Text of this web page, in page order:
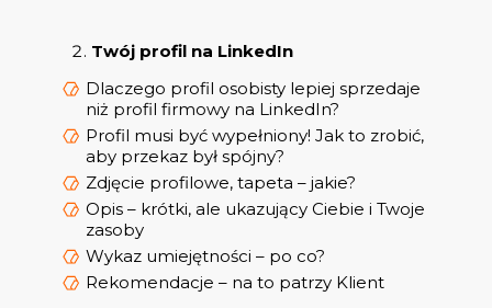
Twój profil na LinkedIn
Dlaczego profil osobisty lepiej sprzedaje
niż profil firmowy na LinkedIn?
Profil musi być wypełniony! Jak to zrobić,
aby przekaz był spójny?
Zdjęcie profilowe, tapeta – jakie?
Opis – krótki, ale ukazujący Ciebie i Twoje
zasoby
Wykaz umiejętności – po co?
Rekomendacje – na to patrzy Klient